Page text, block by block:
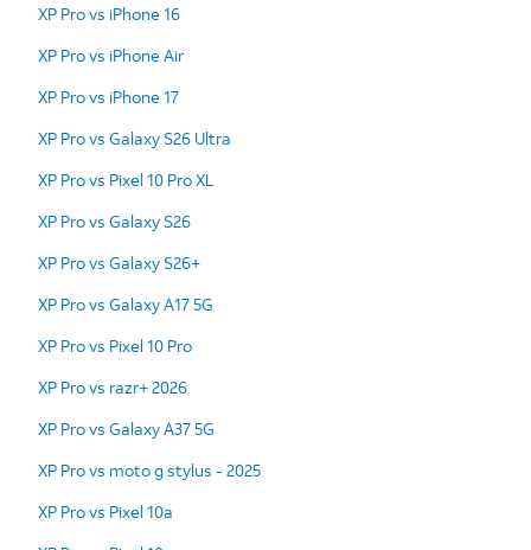
XP Pro vs iPhone 16
XP Pro vs iPhone Air
XP Pro vs iPhone 17
XP Pro vs Galaxy S26 Ultra
XP Pro vs Pixel 10 Pro XL
XP Pro vs Galaxy S26
XP Pro vs Galaxy S26+
XP Pro vs Galaxy A17 5G
XP Pro vs Pixel 10 Pro
XP Pro vs razr+ 2026
XP Pro vs Galaxy A37 5G
XP Pro vs moto g stylus - 2025
XP Pro vs Pixel 10a